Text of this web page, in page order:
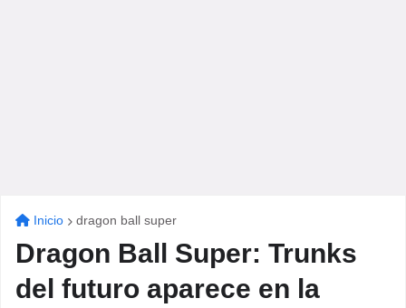
Inicio dragon ball super
Dragon Ball Super: Trunks
del futuro aparece en la